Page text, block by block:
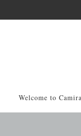
Welcome to